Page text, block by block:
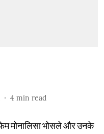
4 min read
मोनालिसा भोसले और उनके